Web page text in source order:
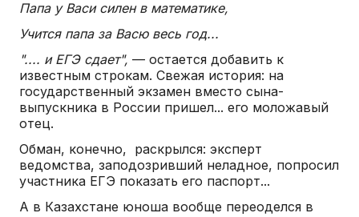
Папа у Васи силен в математике,
Учится папа за Васю весь год...
".... и ЕГЭ сдает", — остается добавить к
известным строкам. Свежая история: на
государственный экзамен вместо сына-
выпускника в России пришел... его моложавый
отец.
Обман, конечно, раскрылся: эксперт
ведомства, заподозривший неладное, попросил
участника ЕГЭ показать его паспорт...
А в Казахстане юноша вообще переоделся в